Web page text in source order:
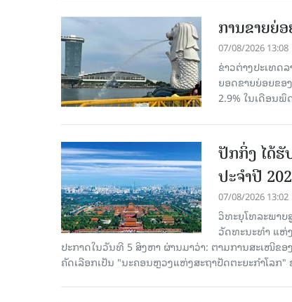
ການຂາຍຍ່
07/08/2026 13:08
ຂ່າວຕ່າງປະເທດ
ຍອດຂາຍຍ່ອຍຂອ
2.9% ໃນເດືອນພຶ
ປັກກິ່ງ ໄດ້ຮັ
ປະຈຳປີ
07/08/2026 13:02
ວິທະຍຸໂທລະພາບ
ວັດທະນະທຳ ແຫ່
ປະກາດໃນວັນທີ 5 ສິງຫາ ຜ່ານມາວ່າ: ຕາມການສະເໜີຂ
ຄັດ​ເລືອກເປັນ "ນະຄອນຫຼວງແຫ່ງສະຖາປັດຕະຍະກຳໂລກ"